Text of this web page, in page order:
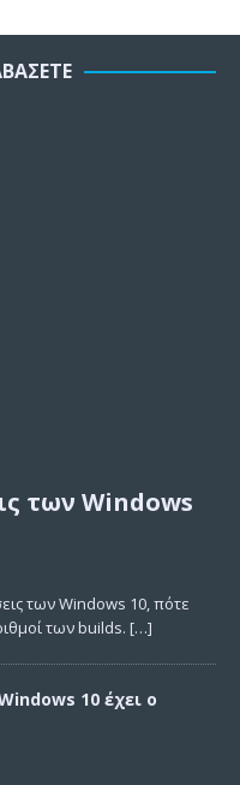
των Windows
των Windows 10, πότε
των builds. […]
10 έχει ο